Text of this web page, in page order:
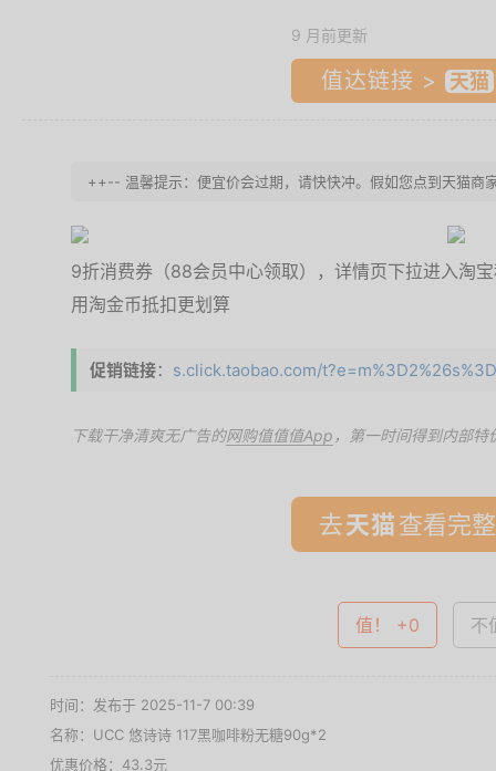
9 月前更新
值达链接 >
++-- 温馨提示：便宜价会过期，请快快冲。假如您点到天猫
9折消费券（88会员中心领取），详情页下拉进入淘
用淘金币抵扣更划算
促销链接： s.click.taobao.com/
下载干净清爽无广告的网购值值值App ，第一时间得到内部特
去 查看完
值！ +0 不
时间：发布于 2025-11-7 00:39
名称： UCC 悠诗诗 117黑咖啡粉无糖90g*2
优惠价格： 43.3元